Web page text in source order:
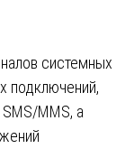
системных
подключений,
MMS, а